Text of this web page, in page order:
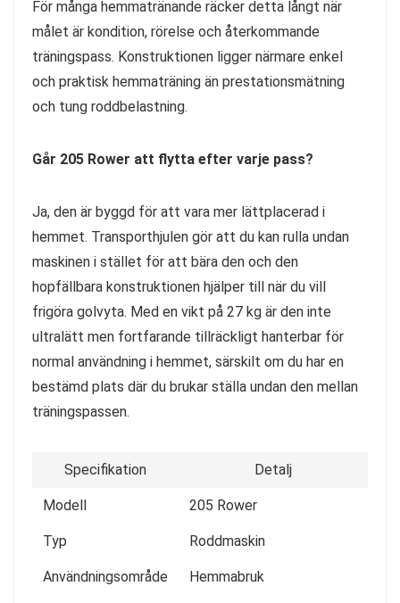
För många hemmatränande räcker detta långt när
målet är kondition, rörelse och återkommande
träningspass. Konstruktionen ligger närmare enkel
och praktisk hemmaträning än prestationsmätning
och tung roddbelastning.
Går 205 Rower att flytta efter varje pass?
Ja, den är byggd för att vara mer lättplacerad i
hemmet. Transporthjulen gör att du kan rulla undan
maskinen i stället för att bära den och den
hopfällbara konstruktionen hjälper till när du vill
frigöra golvyta. Med en vikt på 27 kg är den inte
ultralätt men fortfarande tillräckligt hanterbar för
normal användning i hemmet, särskilt om du har en
bestämd plats där du brukar ställa undan den mellan
träningspassen.
Specifikation Detalj
Modell 205 Rower
Typ Roddmaskin
Användningsområde Hemmabruk